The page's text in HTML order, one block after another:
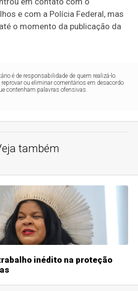
e com a Polícia Federal, mas
o momento da publicação da
é de responsabilidade de quem realizá-lo.
ou eliminar comentários em desacordo
contenham palavras ofensivas.
também
inédito na proteção